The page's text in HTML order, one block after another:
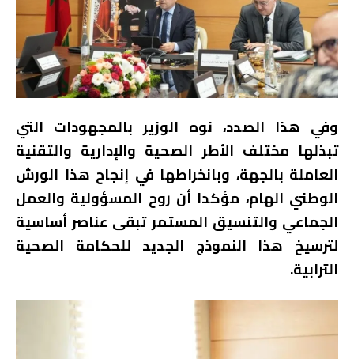
وفي هذا الصدد، نوه الوزير بالمجهودات التي
تبذلها مختلف الأطر الصحية والإدارية والتقنية
العاملة بالجهة، وبانخراطها في إنجاح هذا الورش
الوطني الهام، مؤكدا أن روح المسؤولية والعمل
الجماعي والتنسيق المستمر تبقى عناصر أساسية
لترسيخ هذا النموذج الجديد للحكامة الصحية
الترابية.